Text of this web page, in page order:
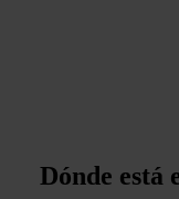
Dónde está